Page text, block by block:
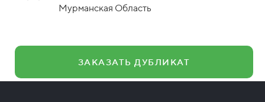
Мурманская Область
ЗАКАЗАТЬ ДУБЛИКАТ